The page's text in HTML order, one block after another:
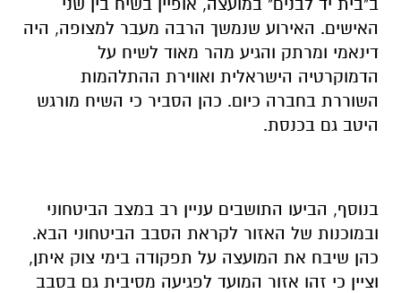
האישים. האירוע שנמשך הרבה מעבר למצופה, היה
דינאמי ומרתק והגיע מהר מאוד לשיח על
הדמוקרטיה הישראלית ואווירת ההתלהמות
השוררת בחברה כיום. כהן הסביר כי השיח מורגש
היטב גם בכנסת.
בנוסף, הביעו התושבים עניין רב במצב הביטחוני
ובמוכנות של האזור לקראת הסבב הביטחוני הבא.
כהן שיבח את המועצה על תפקודה בימי צוק איתן,
וציין כי זהו אזור המועד לפגיעה מסיבית גם בסבב